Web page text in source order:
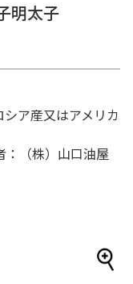
明太子
ア産又はアメリカ
（株）山口油屋